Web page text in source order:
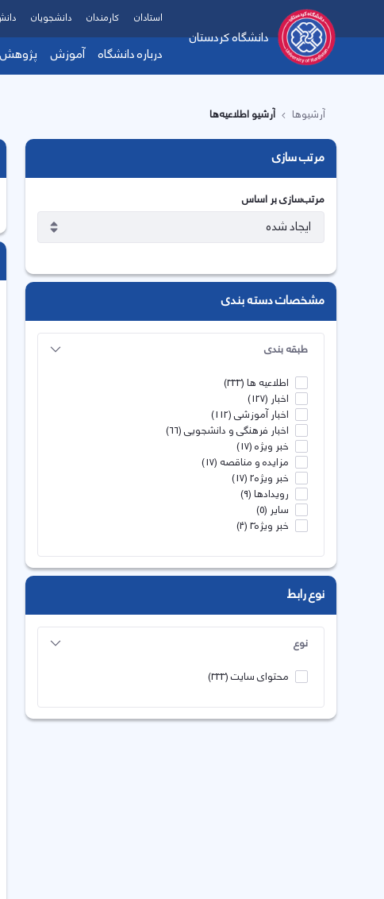
دانشگاه کردستان
درباره دانشگاه آموزش پژوهش
استادان کارمندان دانشجویان
آرشیوها آرشیو اطلاعیه‌ها
مرتب سازی
مرتب‌سازی بر اساس
مشخصات دسته بندی
طبقه بندی
اطلاعیه ها(333)
اخبار (127)
اخبار آموزشی(112)
اخبار فرهنگی و دانشجویی(66)
خبر ویژه(17)
مزایده و مناقصه (17)
خبر ویژه2 (17)
رویدادها(9)
سایر (5)
خبر ویژه3 (4)
نوع رابط
نوع
محتوای سایت(333)